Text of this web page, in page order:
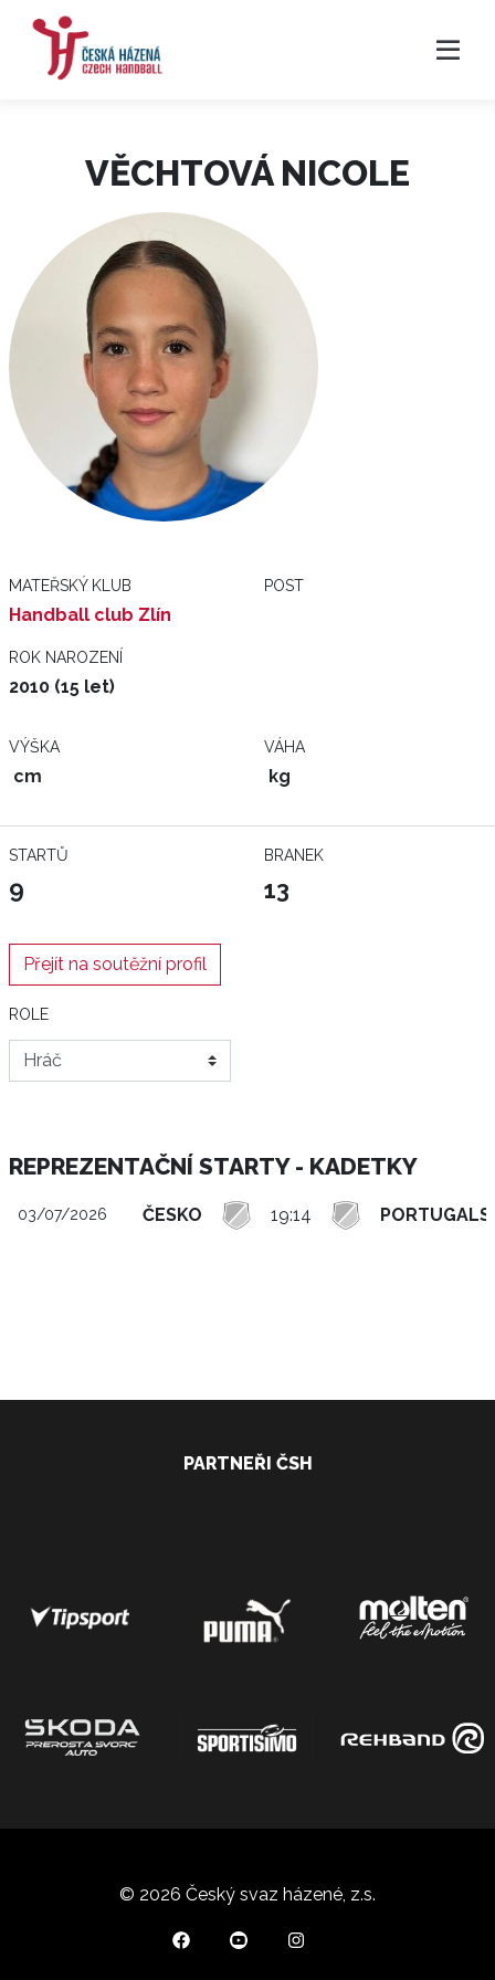
VĚCHTOVÁ NICOLE
MATEŘSKÝ KLUB
Handball club Zlín
POST
ROK NAROZENÍ
2010 (15 let)
VÝŠKA
cm
VÁHA
kg
STARTŮ
9
BRANEK
13
Přejít na soutěžní profil
ROLE
REPREZENTAČNÍ STARTY - KADETKY
03/07/2026 ČESKO 19:14
PARTNEŘI ČSH
© 2026 Český svaz házené, z.s.